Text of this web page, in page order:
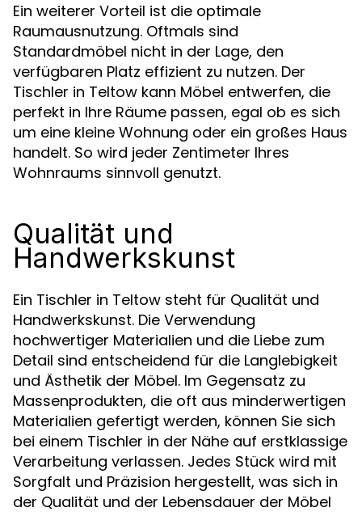
Ein weiterer Vorteil ist die optimale
Raumausnutzung. Oftmals sind
Standardmöbel nicht in der Lage, den
verfügbaren Platz effizient zu nutzen. Der
Tischler in Teltow kann Möbel entwerfen, die
perfekt in Ihre Räume passen, egal ob es sich
um eine kleine Wohnung oder ein großes Haus
handelt. So wird jeder Zentimeter Ihres
Wohnraums sinnvoll genutzt.
Qualität und
Handwerkskunst
Ein Tischler in Teltow steht für Qualität und
Handwerkskunst. Die Verwendung
hochwertiger Materialien und die Liebe zum
Detail sind entscheidend für die Langlebigkeit
und Ästhetik der Möbel. Im Gegensatz zu
Massenprodukten, die oft aus minderwertigen
Materialien gefertigt werden, können Sie sich
bei einem Tischler in der Nähe auf erstklassige
Verarbeitung verlassen. Jedes Stück wird mit
Sorgfalt und Präzision hergestellt, was sich in
der Qualität und der Lebensdauer der Möbel